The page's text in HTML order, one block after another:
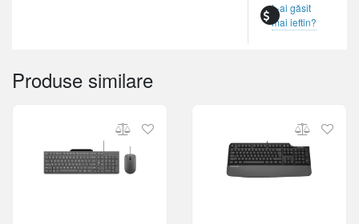
L-ai găsit
mai ieftin?
Produse similare